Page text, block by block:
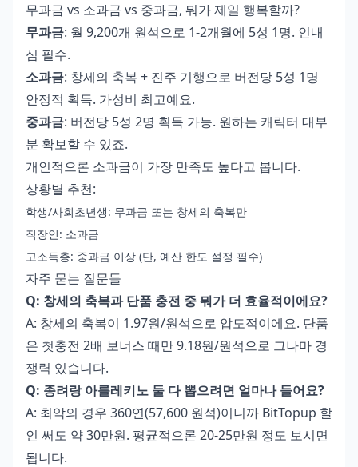
무과금 vs 소과금 vs 중과금, 뭐가 제일 행복할까?
무과금: 월 9,200개 원석으로 1-2개월에 5성 1명. 인내
심 필수.
소과금: 창세의 축복 + 진주 기행으로 버전당 5성 1명
안정적 획득. 가성비 최고예요.
중과금: 버전당 5성 2명 획득 가능. 원하는 캐릭터 대부
분 확보할 수 있죠.
개인적으론 소과금이 가장 만족도 높다고 봅니다.
상황별 추천:
학생/사회초년생: 무과금 또는 창세의 축복만
직장인: 소과금
고소득층: 중과금 이상 (단, 예산 한도 설정 필수)
자주 묻는 질문들
Q: 창세의 축복과 단품 충전 중 뭐가 더 효율적이에요?
A: 창세의 축복이 1.97원/원석으로 압도적이에요. 단품
은 첫충전 2배 보너스 때만 9.18원/원석으로 그나마 경
쟁력 있습니다.
Q: 종려랑 아를레키노 둘 다 뽑으려면 얼마나 들어요?
A: 최악의 경우 360연(57,600 원석)이니까 BitTopup 할
인 써도 약 30만원. 평균적으론 20-25만원 정도 보시면
됩니다.